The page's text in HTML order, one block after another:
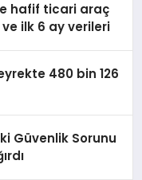
hafif ticari araç
ilk 6 ay verileri
480 bin 126
Güvenlik Sorunu